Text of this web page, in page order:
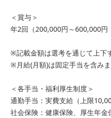
＜賞与＞
年2回（200,000円～600,000
※記載金額は選考を通じて上下
※月給(月額)は固定手当を含みま
＜各手当・福利厚生制度＞
通勤手当：実費支給（上限
社会保険：健康保険、厚生年